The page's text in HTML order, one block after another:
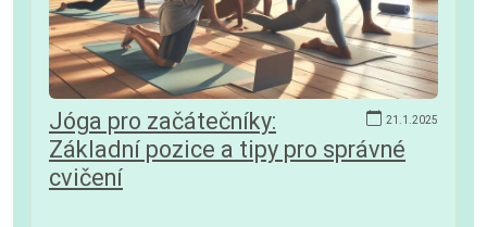
21.1.2025
Jóga pro začátečníky:
Základní pozice a tipy pro správné
cvičení